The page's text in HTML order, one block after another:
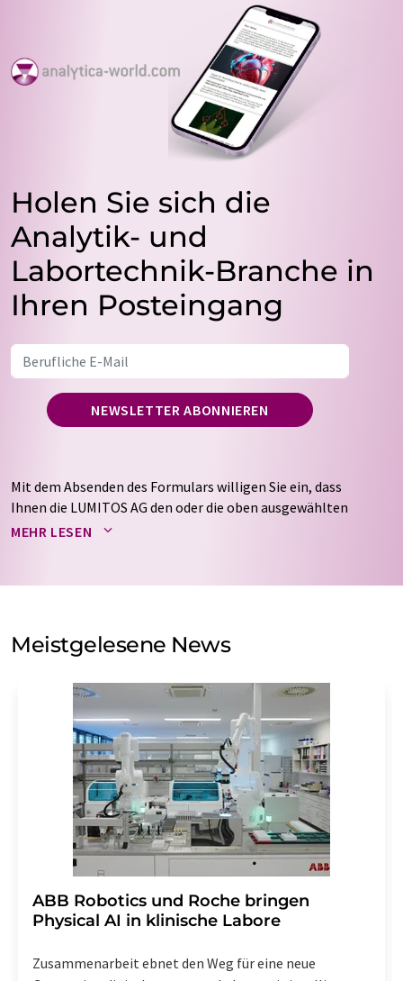
Holen Sie sich die
Analytik- und
Labortechnik-Branche in
Ihren Posteingang
NEWSLETTER ABONNIEREN
Mit dem Absenden des Formulars willigen Sie ein, dass
Ihnen die LUMITOS AG den oder die oben ausgewählten
Newsletter per E-Mail zusendet. Ihre Daten werden
auf Basis unsererDatenschutzerklärung. LUMITOS darf
Meinungsforschung per E-Mail kontaktieren. Ihre
Einwilligung können Sie jederzeit ohne Angabe von
Str. 2, 12489 Berlin oder per E-Mail unter
widerruf@lumitos.commit Wirkung für die Zukunft
widerrufen. Zudem ist in jeder E-Mail ein Link zur
Abbestellung des entsprechenden Newsletters
enthalten.
MEHR LESEN
Meistgelesene News
​​​​​​​ABB Robotics und Roche bringen
Physical AI in klinische Labore
Zusammenarbeit ebnet den Weg für eine neue